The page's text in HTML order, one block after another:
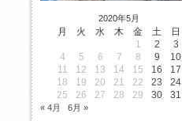
2020年5月
月 火 水 木 金 土
日
1
2
3
4
5 6 7 8 9
10
11
12 13 14 15 16
17
18
19 20 21 22 23
24
25
26 27 28 29 30 31
« 4月 6月 »